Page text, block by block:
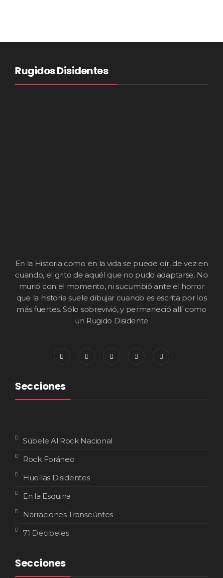
Rugidos Disidentes
En la Historia como en la vida se puede oír, de vez en
cuando, el grito de aquél que no pudo adaptarse. No
murió con el momento, ni sucumbió ante el horror
que la historia suele dibujar cuando es escrita por los
más fuertes. Sólo sobrevivió, y permaneció allí como
un Rugido Disidente
Secciones
Súbele Al Rock Nacional
Rock Foráneo
Huellas Disidentes
En la Esquina
Narraciones Transeúntes
71 Decibeles
Secciones